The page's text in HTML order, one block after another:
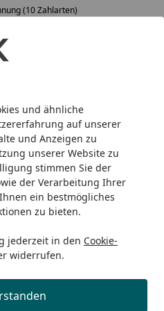
und ähnliche
auf unserer
und Anzeigen zu
unserer Website zu
stimmen Sie der
der Verarbeitung Ihrer
ein bestmögliches
zu bieten.
jederzeit in den Cookie-
widerrufen.
(10 Zahlarten)
Ximax Thermostat-Set
Set ELEGANT
weiß